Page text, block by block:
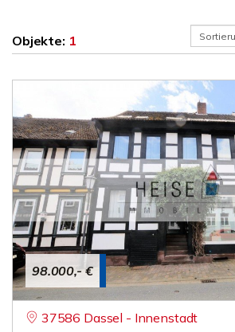
Objekte: 1
98.000,- €
37586 Dassel - Innenstadt